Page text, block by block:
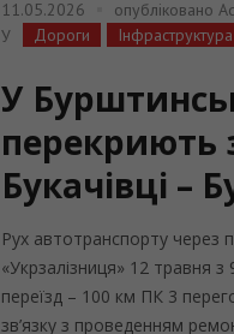
11.05.2026 опубліковано
У
Дороги Інфраструктура
У
перекриють
Букачівці –
Рух автотранспорту через
«Укрзалізниця» 12 травня
переїзд – 100 км ПК 3
зв’язку з проведенням